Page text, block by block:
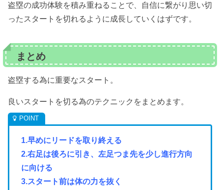
盗塁の成功体験を積み重ねることで、自信に繋がり思い切
ったスタートを切れるように成長していくはずです。
まとめ
盗塁する為に重要なスタート。
良いスタートを切る為のテクニックをまとめます。
1.早めにリードを取り終える
2.右足は後ろに引き、左足つま先を少し進行方向
に向ける
3.スタート前は体の力を抜く